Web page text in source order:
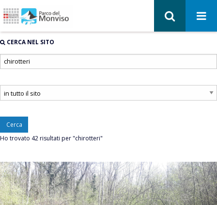
CERCA NEL SITO
Cerca
Ho trovato 42 risultati per "chirotteri"